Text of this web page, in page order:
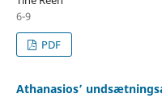
6-9
PDF
Athanasios’